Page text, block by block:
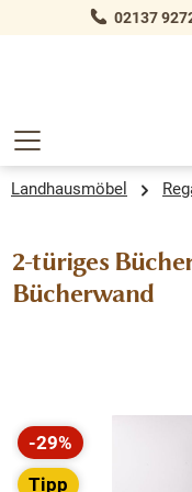
springen 02137
Landhausmöbel
2-türiges
Bücherwand
Bildergalerie
-29%
Rabatt
Tipp